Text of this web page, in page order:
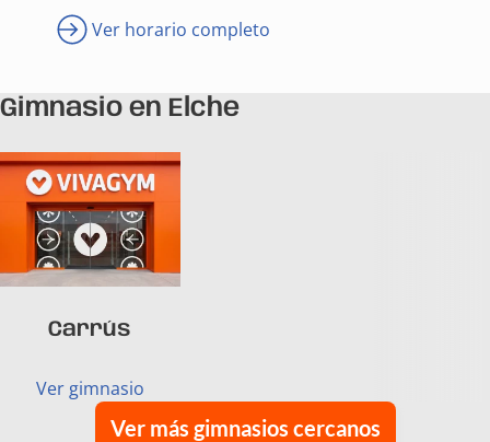
Ver horario completo
Gimnasio en Elche
Carrús
Ver gimnasio
Ver más gimnasios cercanos